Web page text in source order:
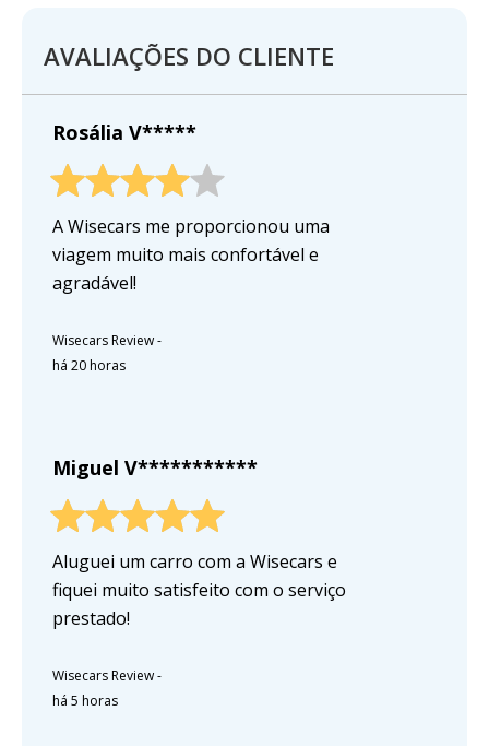
AVALIAÇÕES DO CLIENTE
Rosália V*****
A Wisecars me proporcionou uma
viagem muito mais confortável e
agradável!
Wisecars Review-
há 20 horas
Miguel V***********
Aluguei um carro com a Wisecars e
fiquei muito satisfeito com o serviço
prestado!
Wisecars Review-
há 5 horas